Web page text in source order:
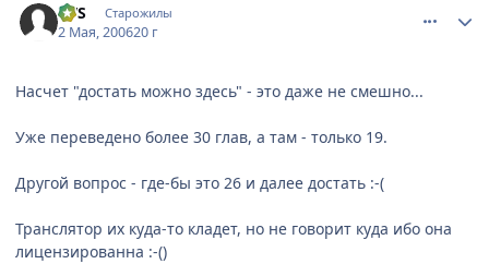
VVS Старожилы
2 Мая, 200620 г
Насчет "достать можно здесь" - это даже не смешно...
Уже переведено более 30 глав, а там - только 19.
Другой вопрос - где-бы это 26 и далее достать :-(
Транслятор их куда-то кладет, но не говорит куда ибо она
лицензированна :-()